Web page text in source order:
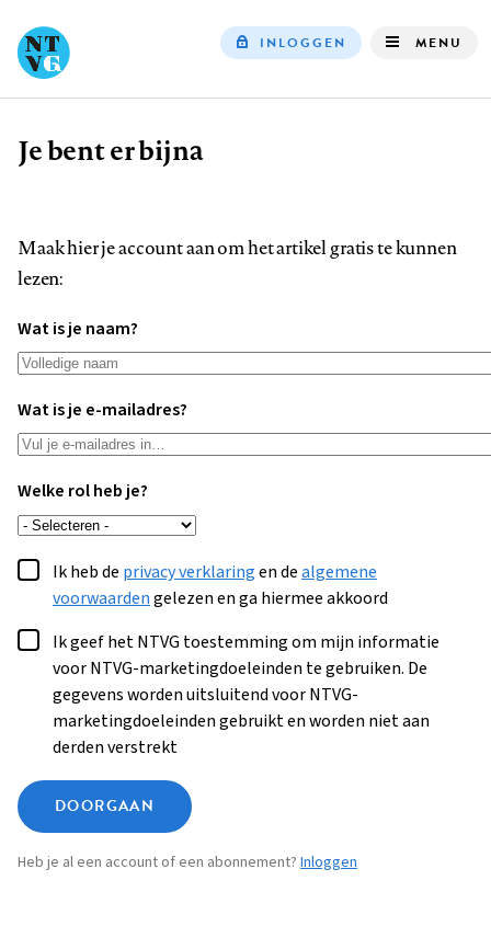
INLOGGEN MENU
Kruimelpad
Je bent er bijna
Maak hier je account aan om het artikel gratis te kunnen
lezen:
Wat is je naam?
Wat is je e-mailadres?
Welke rol heb je?
Ik heb de privacy verklaringen dealgemene
voorwaardengelezen en ga hiermee akkoord
Ik geef het NTVG toestemming om mijn informatie
voor NTVG-marketingdoeleinden te gebruiken. De
gegevens worden uitsluitend voor NTVG-
marketingdoeleinden gebruikt en worden niet aan
derden verstrekt
DOORGAAN
Heb je al een account of een abonnement? Inloggen